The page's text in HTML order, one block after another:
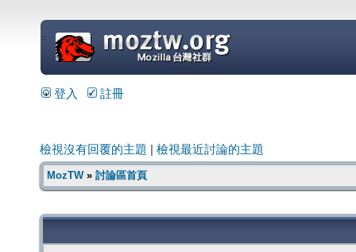
=
登入 註冊
檢視沒有回覆的主題 檢視最近討論的主題
MozTW» 討論區首頁